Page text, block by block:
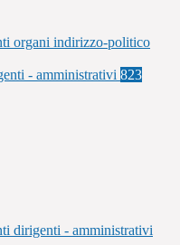
organi indirizzo-politico
- amministrativi 823
dirigenti - amministrativi